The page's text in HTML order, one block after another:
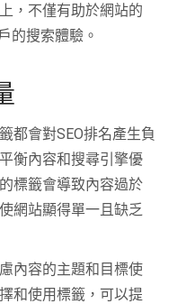
，不僅有助於網站的
的搜索體驗。
都會對SEO排名產生負
衡內容和搜尋引擎優
標籤會導致內容過於
網站顯得單一且缺乏
內容的主題和目標使
和使用標籤，可以提